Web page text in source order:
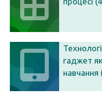
гаджет
навчання